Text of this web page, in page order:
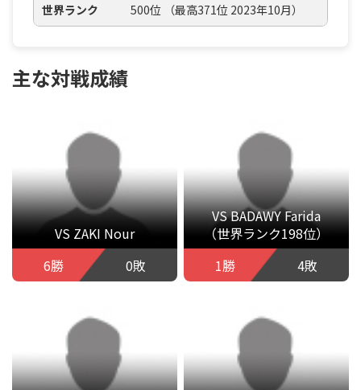
世界ランク 500位 （最高371位 2023年10月）
主な対戦成績
VS ZAKI Nour
6勝
0敗
VS BADAWY Farida
（世界ランク198位）
1勝
4敗